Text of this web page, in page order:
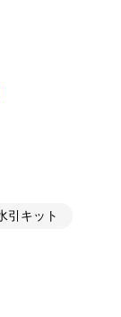
引キット